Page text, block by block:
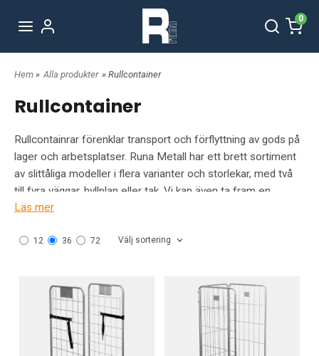
0
Hem » Alla produkter » Rullcontainer
Rullcontainer
Rullcontainrar förenklar transport och förflyttning av gods på
lager och arbetsplatser. Runa Metall har ett brett sortiment
av slittåliga modeller i flera varianter och storlekar, med två
till fyra väggar, hyllplan eller tak. Vi kan även ta fram en
rullcontainer utifrån särskilda önskemål och krav om ni
Läs mer
12 36 72 Välj sortering